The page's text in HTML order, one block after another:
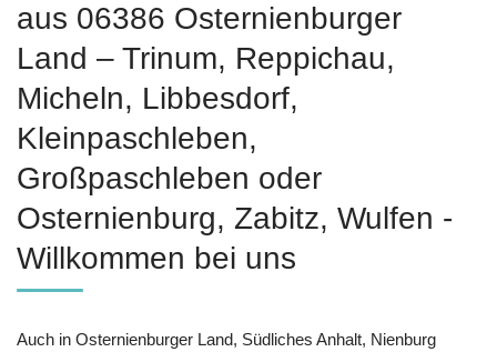
aus 06386 Osternienburger
Land – Trinum, Reppichau,
Micheln, Libbesdorf,
Kleinpaschleben,
Großpaschleben oder
Osternienburg, Zabitz, Wulfen -
Willkommen bei uns
Auch in Osternienburger Land, Südliches Anhalt, Nienburg